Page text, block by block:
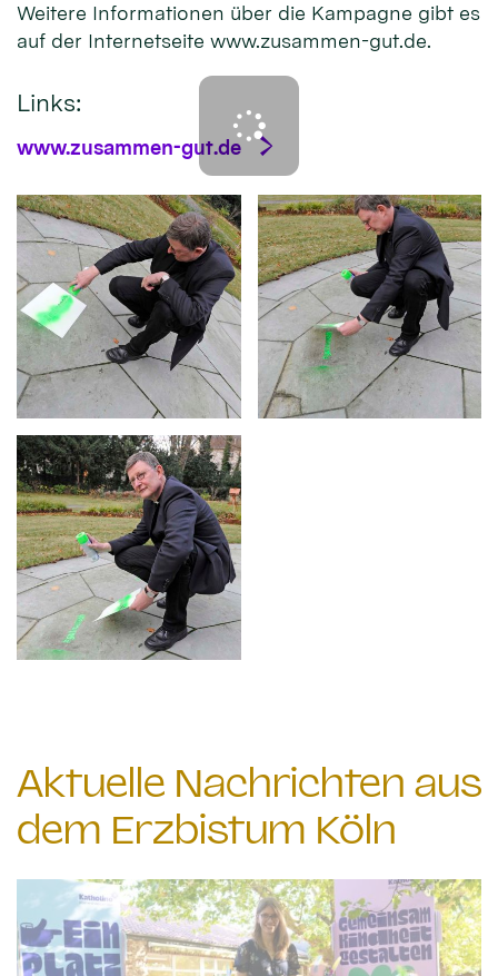
Weitere Informationen über die Kampagne gibt es
auf der Internetseite www.zusammen-gut.de.
Links:
www.zusammen-gut.de
Aktuelle Nachrichten aus
dem Erzbistum Köln